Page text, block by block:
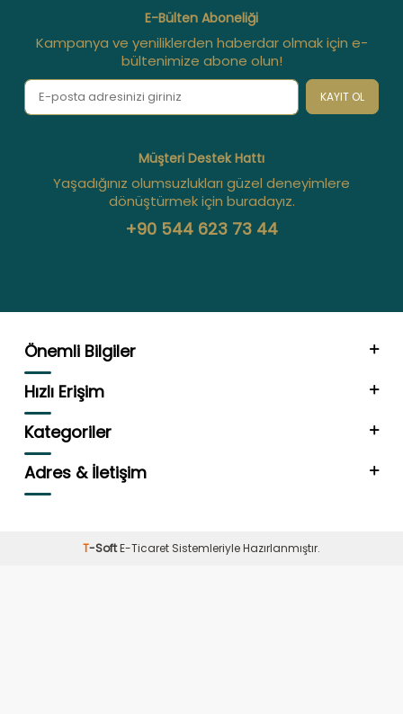
E-Bülten Aboneliği
Kampanya ve yeniliklerden haberdar olmak için e-
bültenimize abone olun!
KAYIT OL
Müşteri Destek Hattı
Yaşadığınız olumsuzlukları güzel deneyimlere
dönüştürmek için buradayız.
+90 544 623 73 44
Önemli Bilgiler
Hızlı Erişim
Kategoriler
Adres & İletişim
T-SoftE-Ticaret Sistemleriyle Hazırlanmıştır.